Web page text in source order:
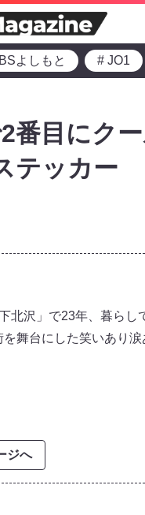
よしもと # JO1
番目にク
テッカー
北沢」で23年、暮ら
舞台にした笑いあり
ジへ